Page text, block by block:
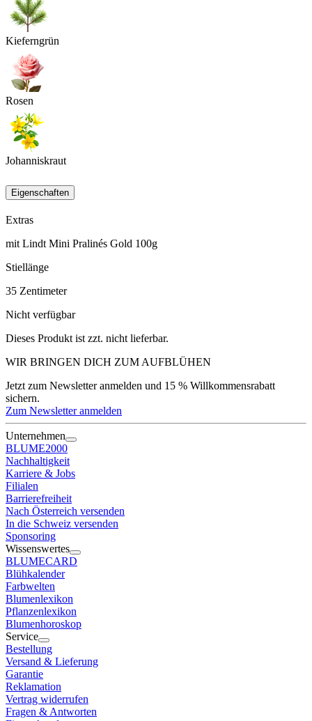
Kieferngrün
Rosen
Johanniskraut
Eigenschaften
Extras
mit Lindt Mini Pralinés Gold 100g
Stiellänge
35 Zentimeter
Nicht verfügbar
Dieses Produkt ist zzt. nicht lieferbar.
WIR BRINGEN DICH ZUM AUFBLÜHEN
Jetzt zum Newsletter anmelden und 15 % Willkommensrabatt
sichern.
Zum Newsletter anmelden
Unternehmen
BLUME2000
Nachhaltigkeit
Karriere & Jobs
Filialen
Barrierefreiheit
Nach Österreich versenden
In die Schweiz versenden
Sponsoring
Wissenswertes
BLUMECARD
Blühkalender
Farbwelten
Blumenlexikon
Pflanzenlexikon
Blumenhoroskop
Service
Bestellung
Versand & Lieferung
Garantie
Reklamation
Vertrag widerrufen
Fragen & Antworten